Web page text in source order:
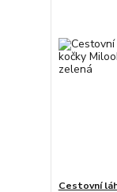
Cestovní